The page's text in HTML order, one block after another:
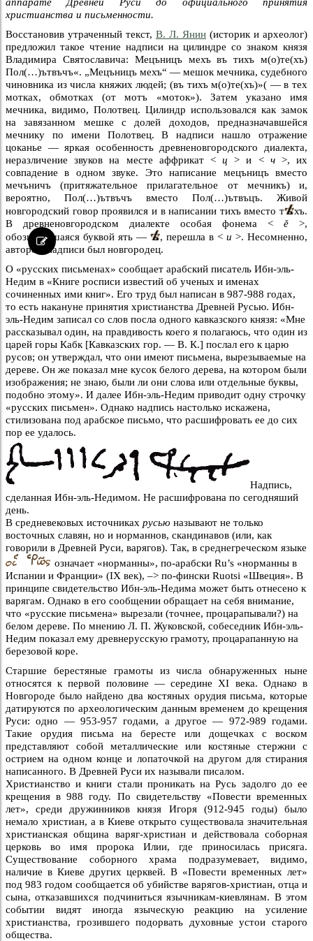
христианства и письменности.
Восстановив утраченный текст, В. Л. Янин (историк и археолог)
предложил такое чтение надписи на цилиндре со знаком князя
Владимира Святославича: Мецъницъ мехъ въ тихъ м(о)те(хъ)
Пол(…)ътвъчъ«. „Мецъницъ мехъ“ — мешок мечника, судебного
чиновника из числа княжих людей; (въ тихъ м(о)те(хъ)»( — в тех
мотках, обмотках (от мотъ «моток»). Затем указано имя
мечника, видимо, Полотвец. Цилиндр использовался как замок
на завязанном мешке с долей доходов, предназначавшейся
мечнику по имени Полотвец. В надписи нашло отражение
цоканье — яркая особенность древненовгородского диалекта,
неразличение звуков на месте аффрикат < ц > и < ч>, их
совпадение в одном звуке. Это написание мецъницъ вместо
мечъничъ (притяжательное прилагательное от мечникъ) и,
вероятно, Пол(…)ътвъчъ вместо Пол(…)ътвъцъ. Живой
новгородский говор проявился и в написании тихъ вместо т
хъ.
В древненовгородском диалекте особая фонема < ě >,
обозначавшаяся буквой ять —
, перешла в < и >. Несомненно,
автором надписи был новгородец.
О «русских письменах» сообщает арабский писатель Ибн-эль-
Недим в «Книге росписи известий об ученых и именах
сочиненных ими книг». Его труд был написан в 987-988 годах,
то есть накануне принятия христианства Древней Русью. Ибн-
эль-Недим записал со слов посла одного кавказского князя: «Мне
рассказывал один, на правдивость коего я полагаюсь, что один из
царей горы Кабк [Кавказских гор. — В. К.] послал его к царю
русов; он утверждал, что они имеют письмена, вырезываемые на
дереве. Он же показал мне кусок белого дерева, на котором были
изображения; не знаю, были ли они слова или отдельные буквы,
подобно этому». И далее Ибн-эль-Недим приводит одну строчку
«русских письмен». Однако надпись настолько искажена,
стилизована под арабское письмо, что расшифровать ее до сих
пор ее удалось.
Надпись,
сделанная Ибн-эль-Недимом. Не расшифрована по сегодняший
день.
В средневековых источниках русью называют не только
восточных славян, но и норманнов, скандинавов (или, как
говорили в Древней Руси, варягов). Так, в среднегреческом языке
означает «норманны», по-арабски Ru’s «норманны в
Испании и Франции» (IX век), –> по-фински Ruotsi «Швеция». В
принципе свидетельство Ибн-эль-Недима может быть отнесено к
варягам. Однако в его сообщении обращает на себя внимание,
что «русские письмена» вырезали (точнее, процарапывали?) на
белом дереве. По мнению Л. П. Жуковской, собеседник Ибн-эль-
Недим показал ему древнерусскую грамоту, процарапанную на
березовой коре.
Старшие берестяные грамоты из числа обнаруженных ныне
относятся к первой половине — середине XI века. Однако в
Новгороде было найдено два костяных орудия письма, которые
датируются по археологическим данным временем до крещения
Руси: одно — 953-957 годами, а другое — 972-989 годами.
Такие орудия письма на бересте или дощечках с воском
представляют собой металлические или костяные стержни с
острием на одном конце и лопаточкой на другом для стирания
написанного. В Древней Руси их называли писалом.
Христианство и книги стали проникать на Русь задолго до ее
крещения в 988 году. По свидетельству «Повести временных
лет», среди дружинников князя Игоря (912-945 годы) было
немало христиан, а в Киеве открыто существовала значительная
христианская община варяг-христиан и действовала соборная
церковь во имя пророка Илии, где приносилась присяга.
Существование соборного храма подразумевает, видимо,
наличие в Киеве других церквей. В «Повести временных лет»
под 983 годом сообщается об убийстве варягов-христиан, отца и
сына, отказавшихся подчиниться язычникам-киевлянам. В этом
событии видят иногда языческую реакцию на усиление
христианства, грозившего подорвать духовные устои старого
общества.